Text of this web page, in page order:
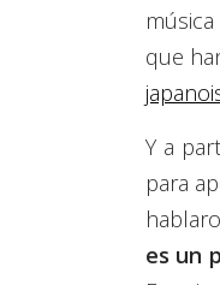
que
Y a
para
es un